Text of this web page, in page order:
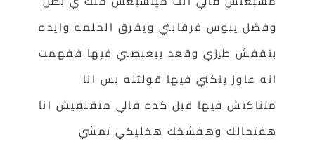
وفضل يبوس فرقابتي ويفرق الحلمه وايده
بتقفش طيزي وقعد يبعبصني فيها ففهمت
انه عاوز ينكني فيها قولتله بس انا
متناكتش فيها قبل كده قالي متقلقيش انا
هفتحالك وهفشخك هخليكي تمشي